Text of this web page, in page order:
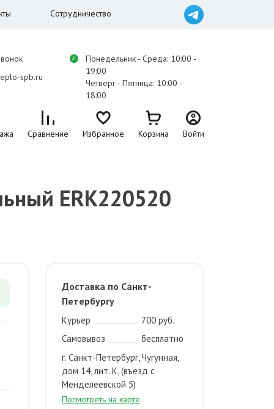
Сотрудничество
spb.ru
Понедельник - Среда: 10:00 -
19:00
Четверг - Пятница: 10:00 -
18:00
Сравнение Избранное Корзина Войти
ERK220520
Доставка по Санкт-
Петербургу
Курьер
700 руб.
Самовывоз
бесплатно
г. Санкт-Петербург, Чугунная,
дом 14, лит. К, (въезд с
Менделеевской 5)
Посмотреть на карте